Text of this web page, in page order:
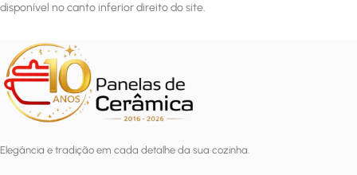
disponível no canto inferior direito do site.
Elegância e tradição em cada detalhe da sua cozinha.